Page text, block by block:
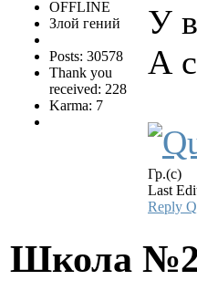
OFFLINE
Злой гений
Posts: 30578
Thank you
received: 228
Karma: 7
У
А
Гр.(с)
Last
Reply
Школа